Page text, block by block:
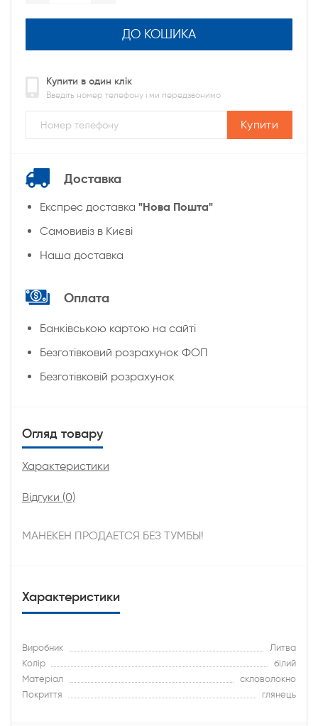
ДО КОШИКА
Купити в один клік
Введіть номер телефону і ми передзвонимо
Купити
Доставка
Експрес доставка "Нова Пошта"
Cамовивіз в Києві
Наша доставка
Оплата
Банківською картою на сайті
Безготівковий розрахунок ФОП
Безготівковій розрахунок
Огляд товару
Характеристики
Відгуки (0)
МАНЕКЕН ПРОДАЕТСЯ БЕЗ ТУМБЫ!
Характеристики
Виробник
Литва
Колір
білий
Матеріал
скловолокно
Покриття
глянець